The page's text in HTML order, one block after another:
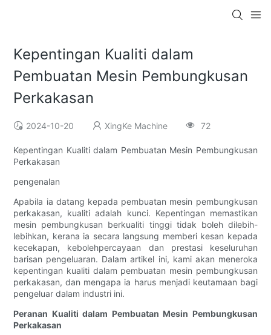
Kepentingan Kualiti dalam
Pembuatan Mesin Pembungkusan
Perkakasan
2024-10-20 XingKe Machine 72
Kepentingan Kualiti dalam Pembuatan Mesin Pembungkusan
Perkakasan
pengenalan
Apabila ia datang kepada pembuatan mesin pembungkusan
perkakasan, kualiti adalah kunci. Kepentingan memastikan
mesin pembungkusan berkualiti tinggi tidak boleh dilebih-
lebihkan, kerana ia secara langsung memberi kesan kepada
kecekapan, kebolehpercayaan dan prestasi keseluruhan
barisan pengeluaran. Dalam artikel ini, kami akan meneroka
kepentingan kualiti dalam pembuatan mesin pembungkusan
perkakasan, dan mengapa ia harus menjadi keutamaan bagi
pengeluar dalam industri ini.
Peranan Kualiti dalam Pembuatan Mesin Pembungkusan
Perkakasan